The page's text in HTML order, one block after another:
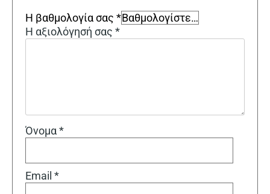
Η βαθμολογία σας *
Η αξιολόγησή σας *
Όνομα*
Email *